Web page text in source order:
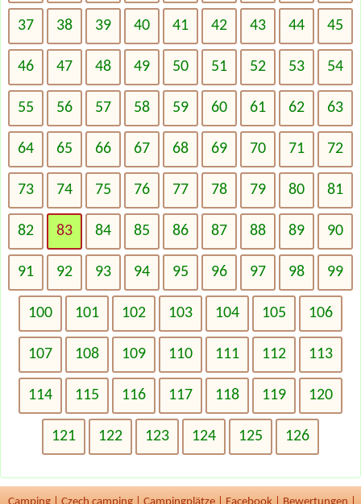
37 38 39 40 41 42 43 44 45
46 47 48 49 50 51 52 53 54
55 56 57 58 59 60 61 62 63
64 65 66 67 68 69 70 71 72
73 74 75 76 77 78 79 80 81
82 83 84 85 86 87 88 89 90
91 92 93 94 95 96 97 98 99
100 101 102 103 104 105 106
107 108 109 110 111 112 113
114 115 116 117 118 119 120
121 122 123 124 125 126